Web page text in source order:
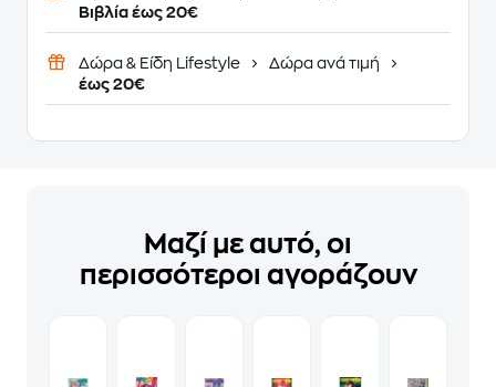
Βιβλία έως 20€
Δώρα & Είδη Lifestyle
Δώρα ανά τιμή
έως 20€
Μαζί με αυτό, οι
περισσότεροι αγοράζουν